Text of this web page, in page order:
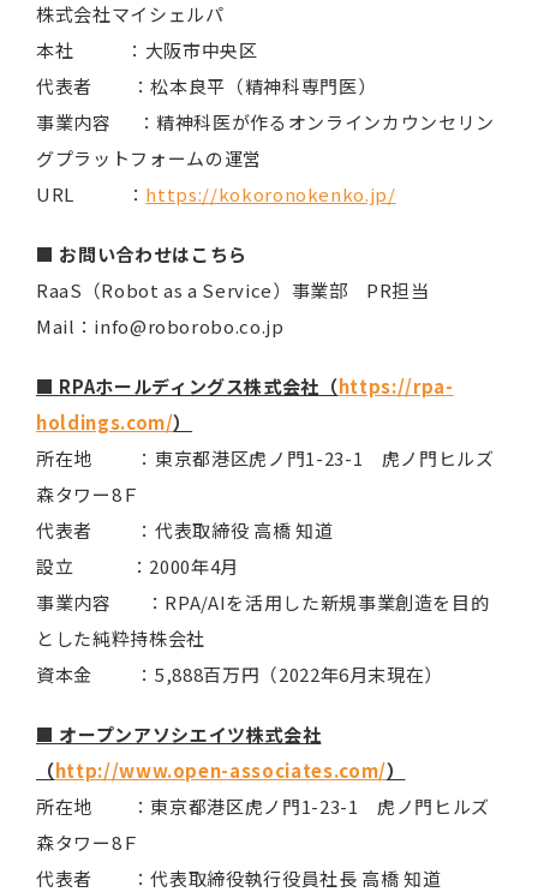
株式会社マイシェルパ
本社 ：大阪市中央区
代表者 ：松本良平（精神科専門医）
事業内容 ：精神科医が作るオンラインカウンセリン
グプラットフォームの運営
URL ： https://kokoronokenko.jp/
■ お問い合わせはこちら
RaaS（Robot as a Service）事業部 PR担当
Mail：info@roborobo.co.jp
■ RPAホールディングス株式会社（https://rpa-
holdings.com/）
所在地 ：東京都港区虎ノ門1-23-1 虎ノ門ヒルズ
森タワー8Ｆ
代表者 ：代表取締役 高橋 知道
設立 ：2000年4月
事業内容 ：RPA/AIを活用した新規事業創造を目的
とした純粋持株会社
資本金 ：5,888百万円（2022年6月末現在）
■ オープンアソシエイツ株式会社
（http://www.open-associates.com/）
所在地 ：東京都港区虎ノ門1-23-1 虎ノ門ヒルズ
森タワー8Ｆ
代表者 ：代表取締役執行役員社長 高橋 知道